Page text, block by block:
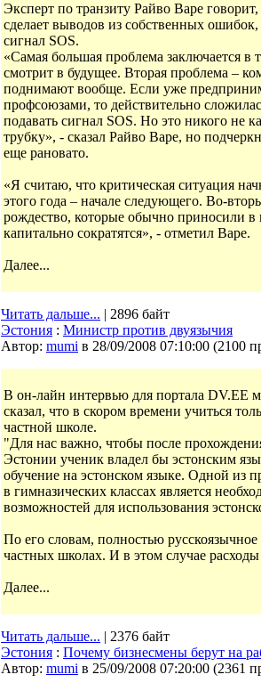
Эксперт по транзиту Райво Варе
сделает выводов из собственных
сигнал SOS.
«Самая большая проблема заключается в
смотрит в будущее. Вторая проблема –
поднимают вообще. Если уже
профсоюзами, то действительно
подавать сигнал SOS. Но это никого не
трубку», - сказал Райво Варе, но
еще рановато.
«Я считаю, что критическая ситуация
этого года – начале следующего. Во-
рождество, которые обычно приносили в
капитально сократятся», - отметил Варе.
Далее...
Читать дальше... | 2896 байт
Эстония : Министр против двуязычия
Автор: mumi в 28/09/2008 07:10:00 (2100
В он-лайн интервью для портала DV.EE
сказал, что в скором времени учиться
частной школе.
"Для нас важно, чтобы после
Эстонии ученик владел бы эстонским
обучение на эстонском языке. Одной из
в гимназических классах является
возможностей для использования
По его словам, полностью
частных школах. И в этом случае
Далее...
Читать дальше... | 2376 байт
Эстония : Почему бизнесмены берут на
Автор: mumi в 25/09/2008 07:20:00 (2361